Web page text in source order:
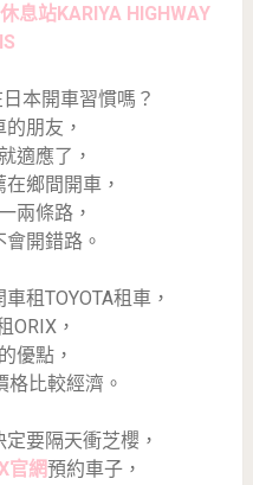
息站KARIYA HIGHWAY
本開車習慣嗎？
朋友，
適應了，
鄉間開車，
兩條路，
開錯路。
租TOYOTA租車，
ORIX，
優點，
格比較經濟。
要隔天衝芝櫻，
官網預約車子，